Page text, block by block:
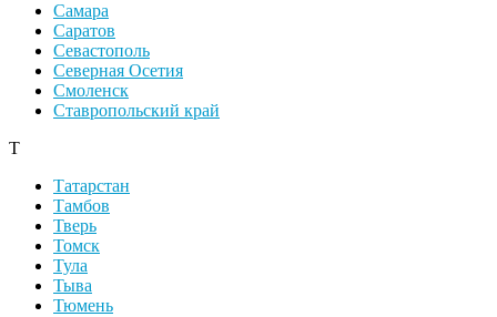
Самара
Саратов
Севастополь
Северная Осетия
Смоленск
Ставропольский край
Т
Татарстан
Тамбов
Тверь
Томск
Тула
Тыва
Тюмень